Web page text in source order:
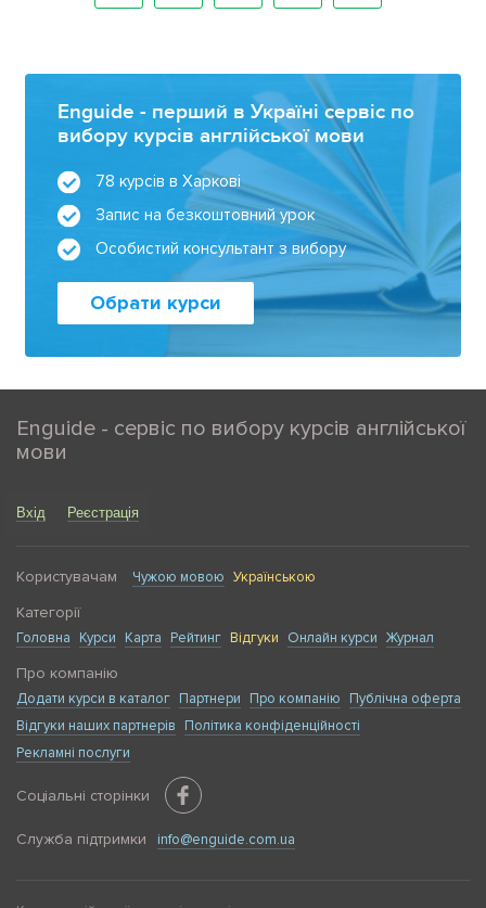
Enguide - перший в Україні сервіс по
вибору курсів англійської мови
78 курсів в Харкові
Запис на безкоштовний урок
Особистий консультант з вибору
Обрати курси
Enguide - сервіс по вибору курсів англійської
мови
Вхід Реєстрація
Користувачам Чужою мовою Українською
Категорії
Головна Курси Карта Рейтинг Відгуки Онлайн курси Журнал
Про компанію
Додати курси в каталог Партнери Про компанію
Публічна оферта
Відгуки наших партнерів
Політика конфіденційності
Рекламні послуги
Соціальні сторінки
Служба підтримки info@enguide.com.ua